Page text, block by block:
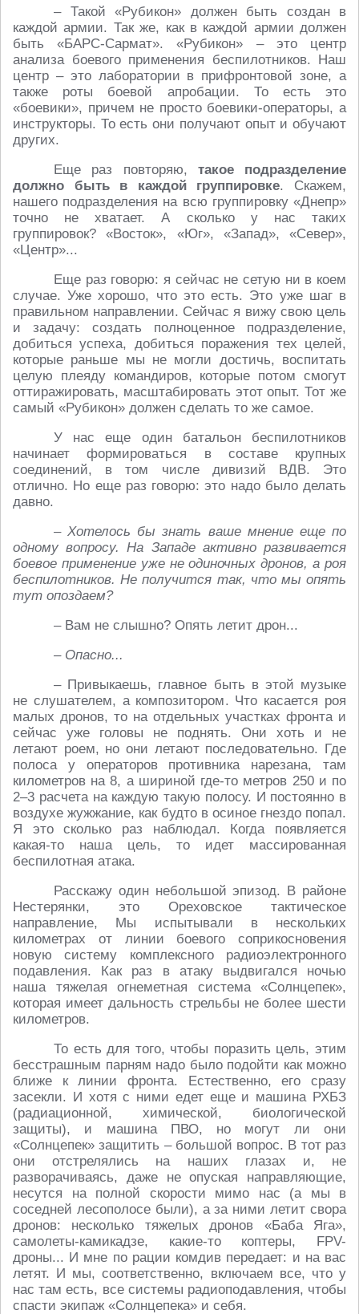
– Такой «Рубикон» должен быть создан в
каждой армии. Так же, как в каждой армии должен
быть «БАРС-Сармат». «Рубикон» – это центр
анализа боевого применения беспилотников. Наш
центр – это лаборатории в прифронтовой зоне, а
также роты боевой апробации. То есть это
«боевики», причем не просто боевики-операторы, а
инструкторы. То есть они получают опыт и обучают
других.
Еще раз повторяю, такое подразделение
должно быть в каждой группировке. Скажем,
нашего подразделения на всю группировку «Днепр»
точно не хватает. А сколько у нас таких
группировок? «Восток», «Юг», «Запад», «Север»,
«Центр»...
Еще раз говорю: я сейчас не сетую ни в коем
случае. Уже хорошо, что это есть. Это уже шаг в
правильном направлении. Сейчас я вижу свою цель
и задачу: создать полноценное подразделение,
добиться успеха, добиться поражения тех целей,
которые раньше мы не могли достичь, воспитать
целую плеяду командиров, которые потом смогут
оттиражировать, масштабировать этот опыт. Тот же
самый «Рубикон» должен сделать то же самое.
У нас еще один батальон беспилотников
начинает формироваться в составе крупных
соединений, в том числе дивизий ВДВ. Это
отлично. Но еще раз говорю: это надо было делать
давно.
– Хотелось бы знать ваше мнение еще по
одному вопросу. На Западе активно развивается
боевое применение уже не одиночных дронов, а роя
беспилотников. Не получится так, что мы опять
тут опоздаем?
– Вам не слышно? Опять летит дрон...
– Опасно...
– Привыкаешь, главное быть в этой музыке
не слушателем, а композитором. Что касается роя
малых дронов, то на отдельных участках фронта и
сейчас уже головы не поднять. Они хоть и не
летают роем, но они летают последовательно. Где
полоса у операторов противника нарезана, там
километров на 8, а шириной где-то метров 250 и по
2–3 расчета на каждую такую полосу. И постоянно в
воздухе жужжание, как будто в осиное гнездо попал.
Я это сколько раз наблюдал. Когда появляется
какая-то наша цель, то идет массированная
беспилотная атака.
Расскажу один небольшой эпизод. В районе
Нестерянки, это Ореховское тактическое
направление, Мы испытывали в нескольких
километрах от линии боевого соприкосновения
новую систему комплексного радиоэлектронного
подавления. Как раз в атаку выдвигался ночью
наша тяжелая огнеметная система «Солнцепек»,
которая имеет дальность стрельбы не более шести
километров.
То есть для того, чтобы поразить цель, этим
бесстрашным парням надо было подойти как можно
ближе к линии фронта. Естественно, его сразу
засекли. И хотя с ними едет еще и машина РХБЗ
(радиационной, химической, биологической
защиты), и машина ПВО, но могут ли они
«Солнцепек» защитить – большой вопрос. В тот раз
они отстрелялись на наших глазах и, не
разворачиваясь, даже не опуская направляющие,
несутся на полной скорости мимо нас (а мы в
соседней лесополосе были), а за ними летит свора
дронов: несколько тяжелых дронов «Баба Яга»,
самолеты-камикадзе, какие-то коптеры, FPV-
дроны... И мне по рации комдив передает: и на вас
летят. И мы, соответственно, включаем все, что у
нас там есть, все системы радиоподавления, чтобы
спасти экипаж «Солнцепека» и себя.